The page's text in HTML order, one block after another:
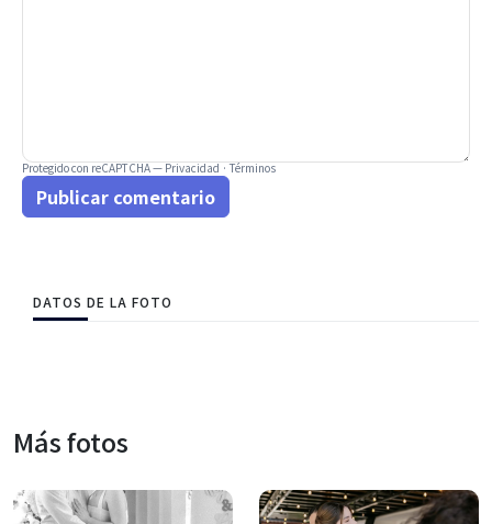
Protegido con reCAPTCHA —Privacidad·Términos
Publicar comentario
DATOS DE LA FOTO
Más fotos